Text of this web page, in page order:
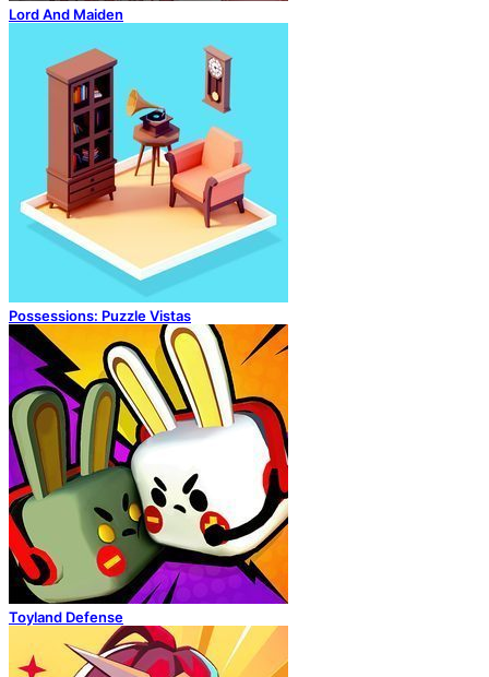
Lord And Maiden
Possessions: Puzzle Vistas
Toyland Defense